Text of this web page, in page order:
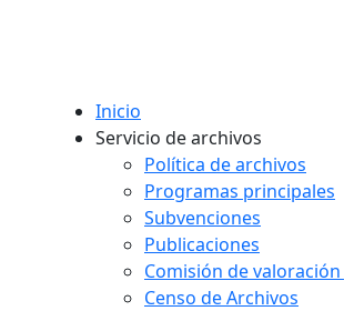
Inicio
Servicio de archivos
Política de archivos
Programas principales
Subvenciones
Publicaciones
Comisión de
Censo de Archivos